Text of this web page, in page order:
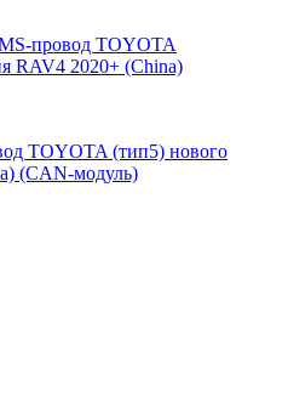
TOYOTA (тип5) нового
(CAN-модуль)